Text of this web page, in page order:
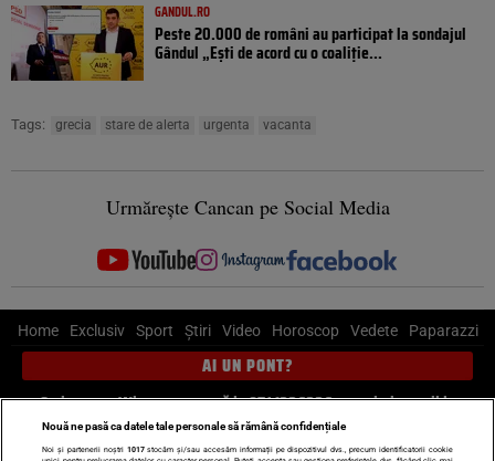
GANDUL.RO
Peste 20.000 de români au participat la sondajul
Gândul „Ești de acord cu o coaliție...
Tags: grecia stare de alerta urgenta vacanta
Urmărește Cancan pe Social Media
Home Exclusiv Sport Știri Video Horoscop Vedete Paparazzi
AI UN PONT?
Scrie-ne pe Whatsapp, sună la 0741226226 sau trimite mail la
pont@cancan.ro
Nouă ne pasă ca datele tale personale să rămână confidențiale
Noi și partenerii noștri 1017stocăm și/sau accesăm informații pe dispozitivul dvs., precum identificatorii cookie